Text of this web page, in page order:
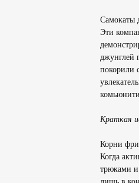
Самокаты
Эти
джунглей
покорили
Краткая
Корни
Когда
трюками и